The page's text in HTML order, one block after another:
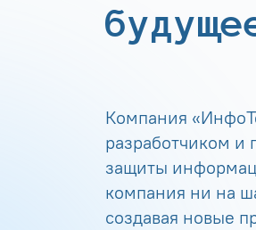
Компания
разработчиком и
защиты
компания ни на
создавая новые